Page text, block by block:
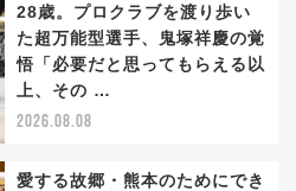
28歳。プロクラブを渡り歩い
た超万能型選手、鬼塚祥慶の覚
悟「必要だと思ってもらえる以
上、その …
2026.08.08
愛する故郷・熊本のためにでき